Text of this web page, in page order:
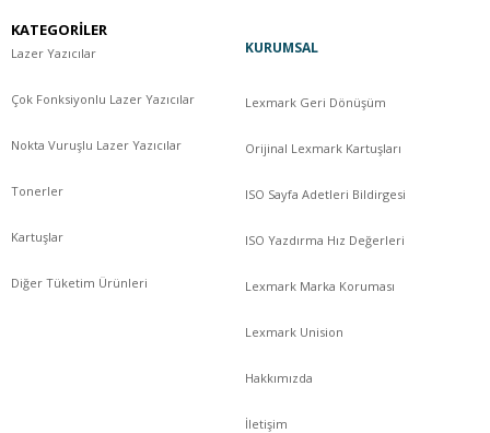
KATEGORİLER
Lazer Yazıcılar
Çok Fonksiyonlu Lazer Yazıcılar
Nokta Vuruşlu Lazer Yazıcılar
Tonerler
Kartuşlar
Diğer Tüketim Ürünleri
KURUMSAL
Lexmark Geri Dönüşüm
Orijinal Lexmark Kartuşları
ISO Sayfa Adetleri Bildirgesi
ISO Yazdırma Hız Değerleri
Lexmark Marka Koruması
Lexmark Unision
Hakkımızda
İletişim